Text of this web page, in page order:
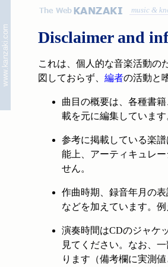
music &
Disclaimer and
これは、個人的な音楽活動の
図しておらず、 編者の活動と
曲目の概要は、各種書
載を元に編集していま
参考に掲載している楽
能上、アーティキュレ
せん。
作曲時期、録音年月の表
などを加えています。
演奏時間はCDのジャケ
見てください。なお、
ります（備考欄に実測